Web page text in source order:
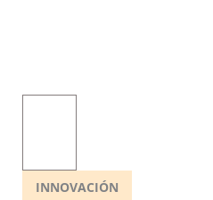
INNOVACIÓN